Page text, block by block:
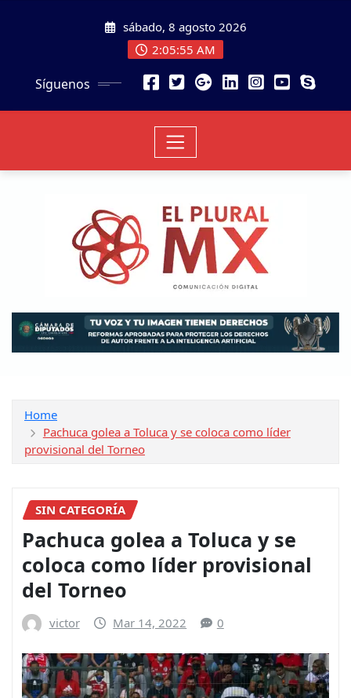
sábado, 8 agosto 2026
2:05:56 AM
Síguenos
Home
Pachuca golea a Toluca y se coloca como líder
provisional del Torneo
SIN CATEGORÍA
Pachuca golea a Toluca y se
coloca como líder provisional
del Torneo
victor Mar 14, 2022 0